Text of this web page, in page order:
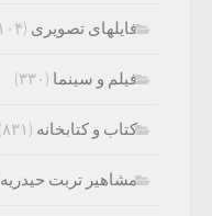
فایلهای تصویری (۱۰۴)
فیلم و سینما (۳۳۰)
کتاب و کتابخانه (۸۳۱)
مشاهیر تربت حیدریه